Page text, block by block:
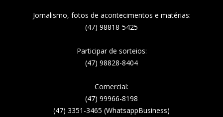
Jornalismo, fotos de acontecimentos e matérias:
(47) 98818-5425
Participar de sorteios:
(47) 98828-8404
Comercial:
(47) 99966-8198
(47) 3351-3465 (WhatsappBusiness)